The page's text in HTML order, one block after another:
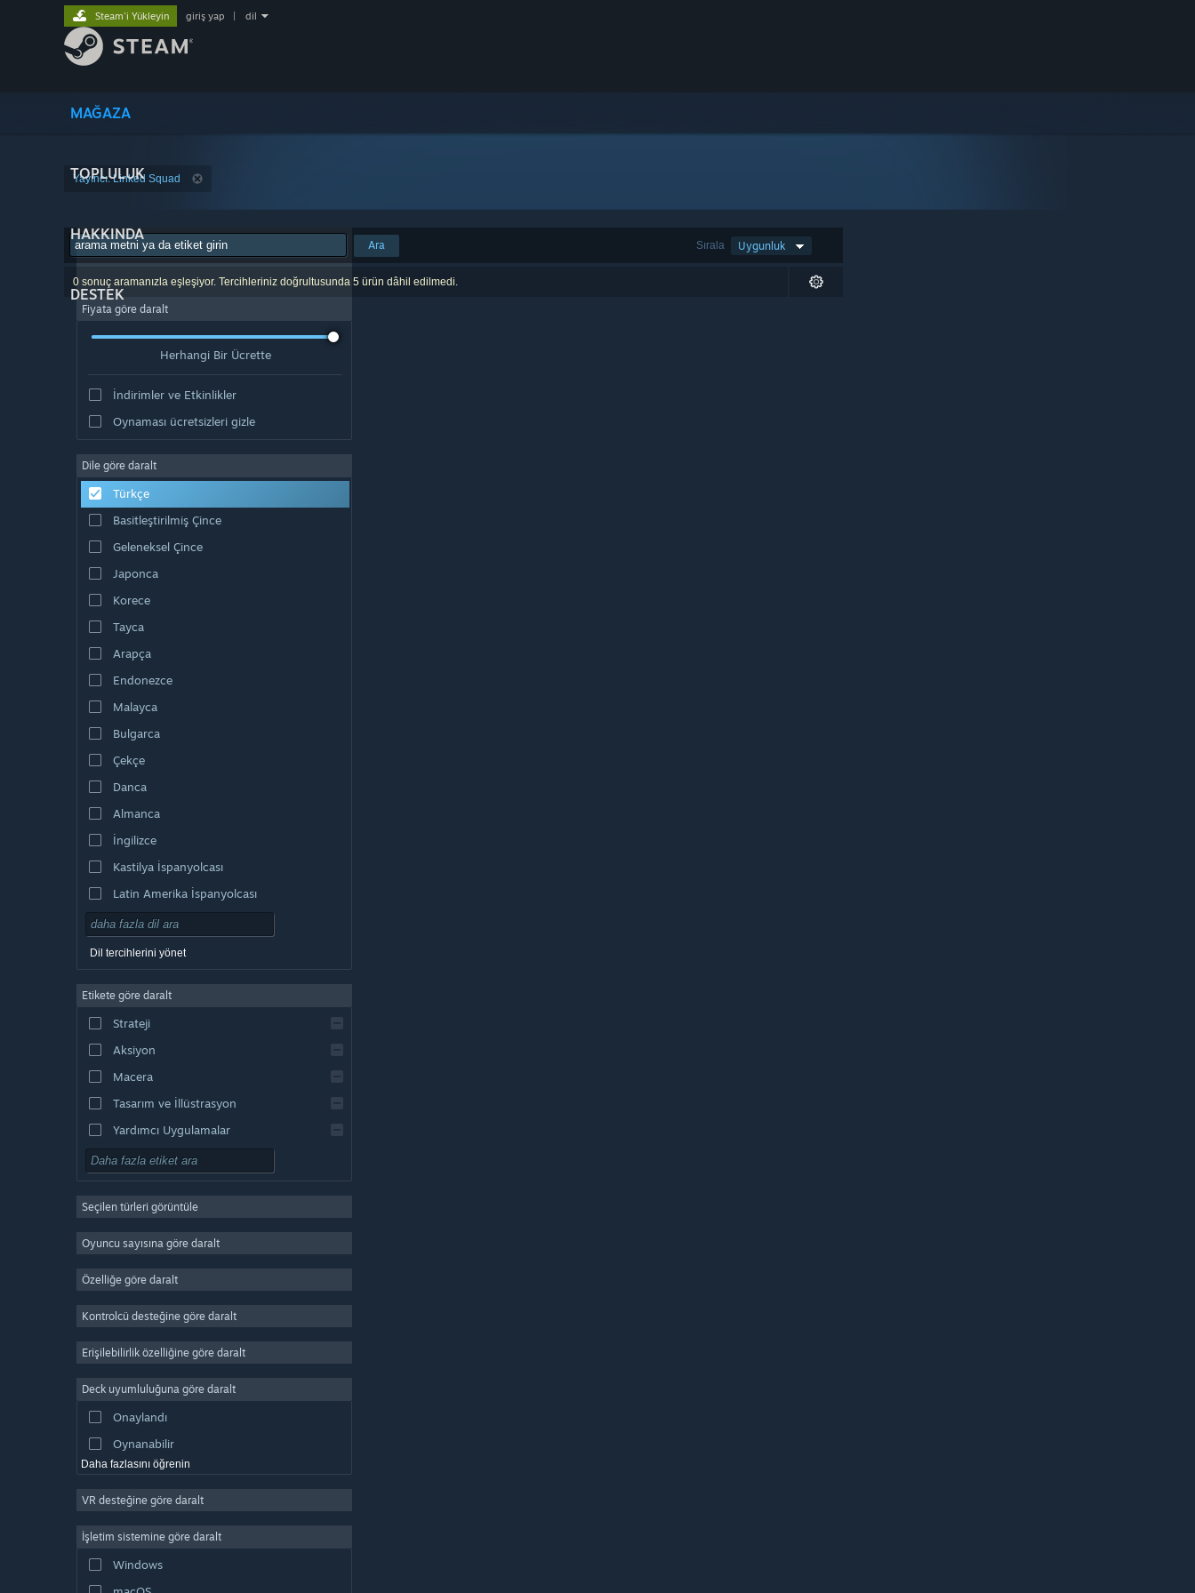
MAĞAZA
TOPLULUK
HAKKINDA
DESTEK
Steam'i Yükleyin giriş yap dil
Yayıncı: Linked Squad
Sırala Uygunluk
Ara
0 sonuç aramanızla eşleşiyor. Tercihleriniz doğrultusunda 5 ürün dâhil edilmedi.
Fiyata göre daralt
Herhangi Bir Ücrette
İndirimler ve Etkinlikler
Oynaması ücretsizleri gizle
Dile göre daralt
Türkçe
Basitleştirilmiş Çince
Geleneksel Çince
Japonca
Korece
Tayca
Arapça
Endonezce
Malayca
Bulgarca
Çekçe
Danca
Almanca
İngilizce
Kastilya İspanyolcası
Latin Amerika İspanyolcası
Dil tercihlerini yönet
Etikete göre daralt
Strateji
Aksiyon
Macera
Tasarım ve İllüstrasyon
Yardımcı Uygulamalar
Oynaması Ücretsiz
Devasa Çok Oyunculu
Basit Eğlence
Simülasyon
Video Prodüksiyonu
Fotoğraf Düzenleme
Seçilen türleri görüntüle
Oyuncu sayısına göre daralt
Özelliğe göre daralt
Kontrolcü desteğine göre daralt
Erişilebilirlik özelliğine göre daralt
Deck uyumluluğuna göre daralt
Onaylandı
Oynanabilir
Daha fazlasını öğrenin
VR desteğine göre daralt
İşletim sistemine göre daralt
Windows